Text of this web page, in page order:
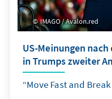
IMAGO / Avalon.red
US-Meinungen
in Trumps zweiter
“Move Fast and